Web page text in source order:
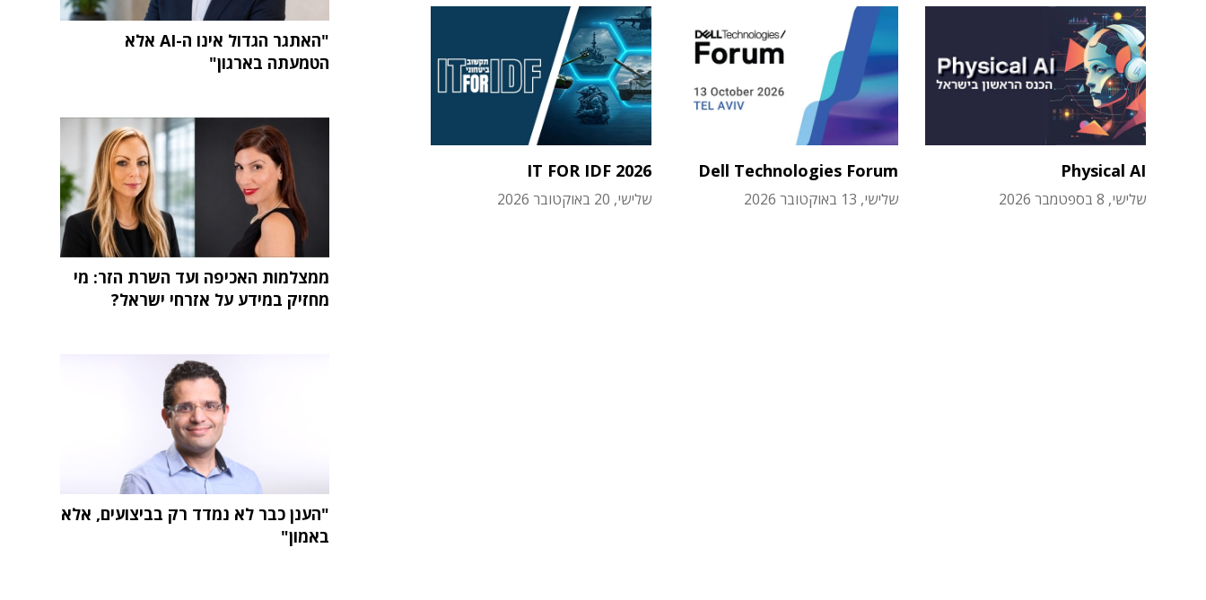
Physical AI
שלישי, 8 בספטמבר 2026
Dell Technologies Forum
שלישי, 13 באוקטובר 2026
IT FOR IDF 2026
שלישי, 20 באוקטובר 2026
"האתגר הגדול אינו ה-AI אלא
הטמעתה בארגון"
ממצלמות האכיפה ועד השרת הזר: מי
מחזיק במידע על אזרחי ישראל?
"הענן כבר לא נמדד רק בביצועים, אלא
באמון"